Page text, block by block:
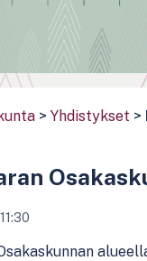
> Yhdistykset >